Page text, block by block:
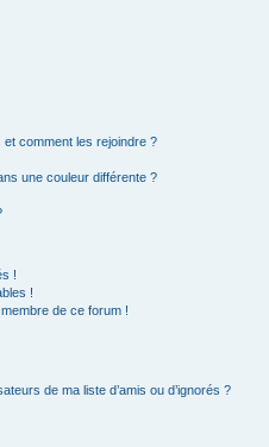
et comment les rejoindre ?
une couleur différente ?
!
!
de ce forum !
de ma liste d’amis ou d’ignorés ?